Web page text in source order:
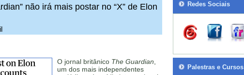
não irá mais postar no “X” de Elon
O jornal britânico The Guardian
um dos mais independentes
Redes Sociais
Palestras e Cursos